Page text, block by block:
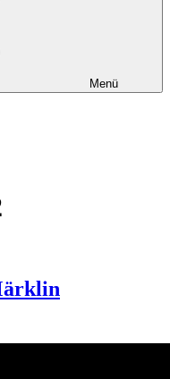
Menü